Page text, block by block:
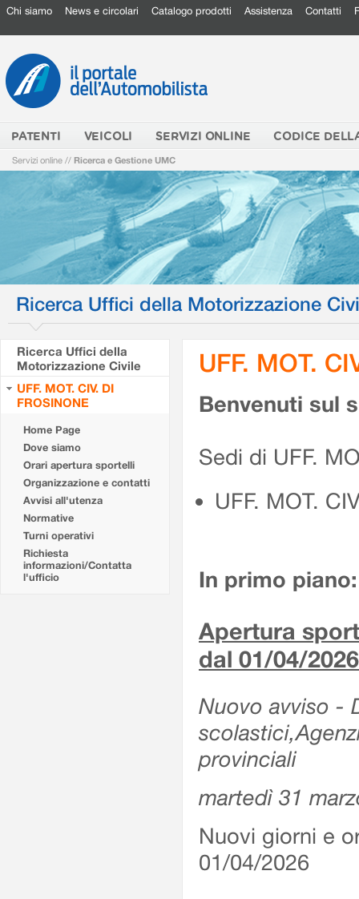
Chi siamo News e circolari Catalogo prodotti Assistenza Contatti
PATENTI VEICOLI SERVIZI ONLINE CODICE
Servizi online // Ricerca e Gestione UMC
Ricerca Uffici della Motorizzazione
Ricerca Uffici della
Motorizzazione Civile
UFF. MOT. CIV. DI
FROSINONE
Home Page
Dove siamo
Orari apertura sportelli
Organizzazione e contatti
Avvisi all'utenza
Normative
Turni operativi
Richiesta
informazioni/Contatta
l'ufficio
UFF. MOT.
Benvenuti sul
Sedi di UFF.
UFF. MOT.
In primo piano:
Apertura
dal 01/04/2026
Nuovo avviso -
provinciali
martedì 31
Nuovi giorni e
01/04/2026